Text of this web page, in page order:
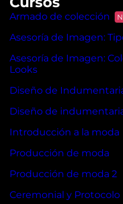
Armado de colección
Asesoría de Imagen:
Asesoría de Imagen:
Looks
Diseño de
Diseño de
Introducción a la moda
Producción de moda
Producción de moda 2
Ceremonial y Protocolo